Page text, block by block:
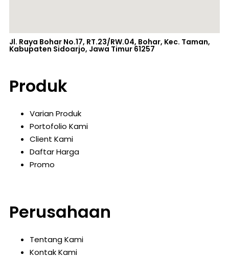
Jl. Raya Bohar No.17, RT.23/RW.04, Bohar, Kec. Taman,
Kabupaten Sidoarjo, Jawa Timur 61257
Produk
Varian Produk
Portofolio Kami
Client Kami
Daftar Harga
Promo
Perusahaan
Tentang Kami
Kontak Kami